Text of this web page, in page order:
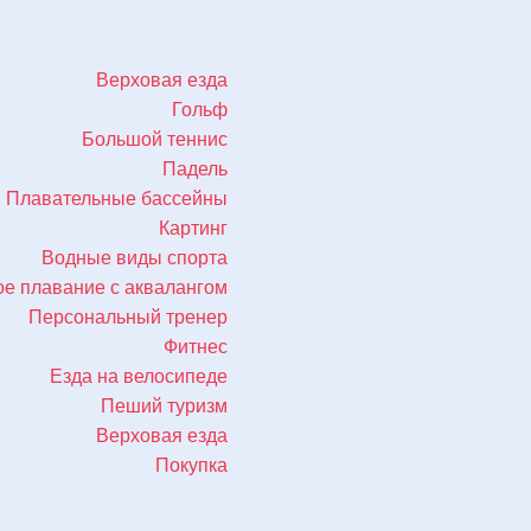
Верховая езда
Гольф
Большой теннис
Падель
Плавательные бассейны
Картинг
Водные виды спорта
плавание с аквалангом
Персональный тренер
Фитнес
Езда на велосипеде
Пеший туризм
Верховая езда
Покупка